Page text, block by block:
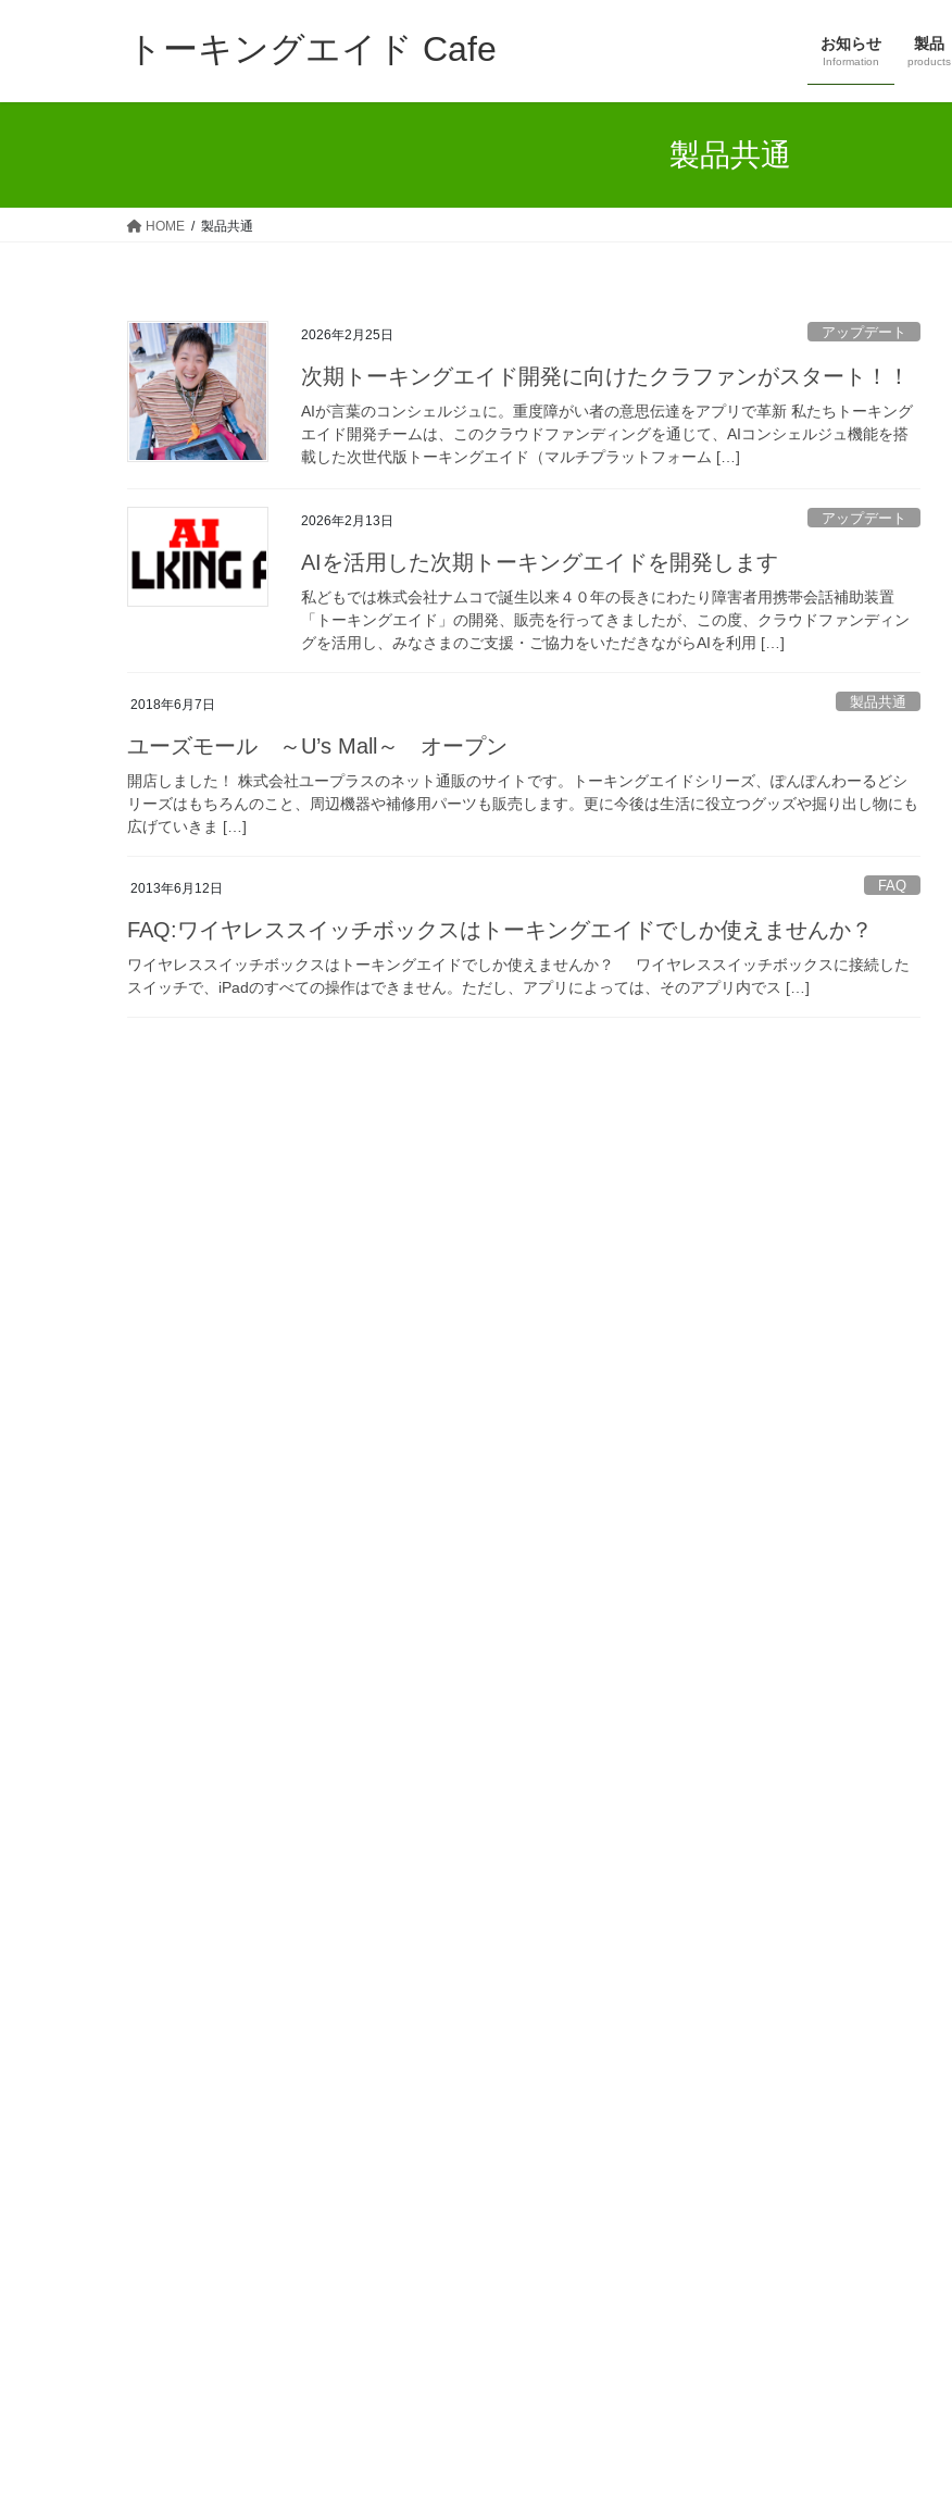
トーキングエイド Cafe お知らせ
Information
製品
products
製品共通
HOME 製品共通
2026年2月25日 アップデート
次期トーキングエイド開発に向けたクラファンがスタート！！
AIが言葉のコンシェルジュに。重度障がい者の意思伝達をアプリで革新 私たちトーキング
エイド開発チームは、このクラウドファンディングを通じて、AIコンシェルジュ機能を搭
載した次世代版トーキングエイド（マルチプラットフォーム […]
2026年2月13日 アップデート
AIを活用した次期トーキングエイドを開発します
私どもでは株式会社ナムコで誕生以来４０年の長きにわたり障害者用携帯会話補助装置
「トーキングエイド」の開発、販売を行ってきましたが、この度、クラウドファンディン
グを活用し、みなさまのご支援・ご協力をいただきながらAIを利用 […]
2018年6月7日 製品共通
ユーズモール ～U’s Mall～ オープン
開店しました！ 株式会社ユープラスのネット通販のサイトです。トーキングエイドシリーズ、ぽんぽんわーるどシ
リーズはもちろんのこと、周辺機器や補修用パーツも販売します。更に今後は生活に役立つグッズや掘り出し物にも
広げていきま […]
2013年6月12日 FAQ
FAQ:ワイヤレススイッチボックスはトーキングエイドでしか使えませんか？
ワイヤレススイッチボックスはトーキングエイドでしか使えませんか？ ワイヤレススイッチボックスに接続した
スイッチで、iPadのすべての操作はできません。ただし、アプリによっては、そのアプリ内でス […]